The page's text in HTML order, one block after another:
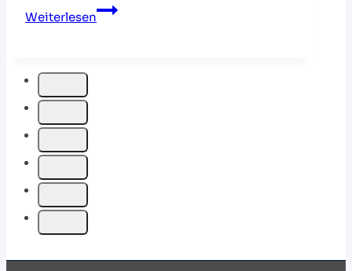
Weiterlesen
Grand